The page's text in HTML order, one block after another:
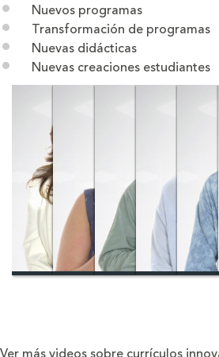
Nuevos programas
Transformación de programas
Nuevas didácticas
Nuevas creaciones estudiantes